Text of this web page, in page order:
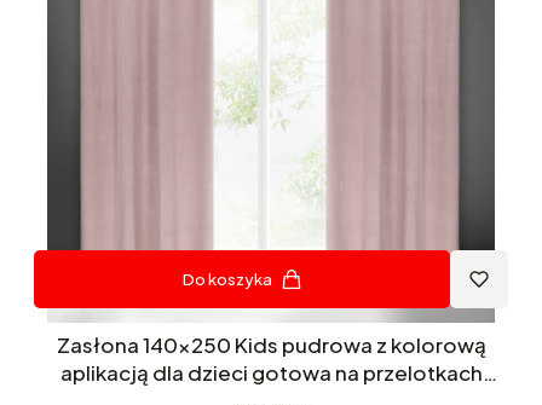
Do koszyka
Zasłona 140x250 Kids pudrowa z kolorową
aplikacją dla dzieci gotowa na przelotkach